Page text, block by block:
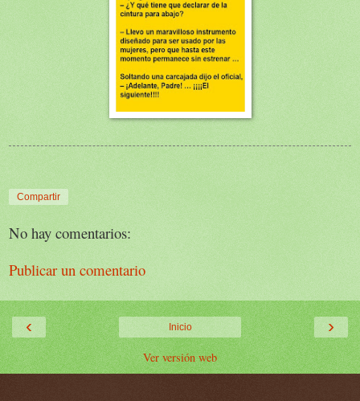
Compartir
No hay comentarios:
Publicar un comentario
‹ ›
Inicio
Ver versión web